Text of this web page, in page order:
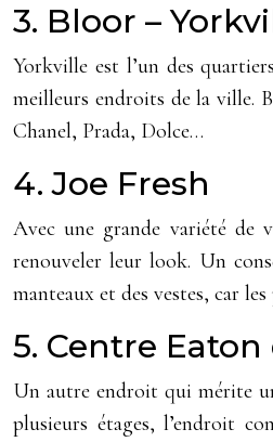
3. Bloor –
Yorkville est l’un des
meilleurs endroits de la ville.
Chanel, Prada, Dolce…
4. Joe Fresh
Avec une grande variété de
renouveler leur look. Un
manteaux et des vestes, car
5. Centre
Un autre endroit qui mérite
plusieurs étages, l’endroit